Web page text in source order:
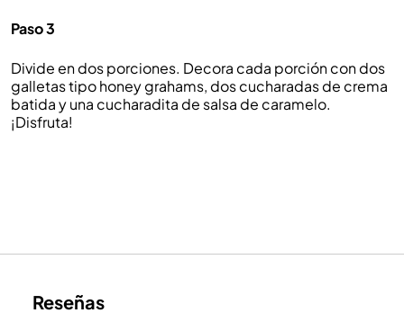
Paso 3
Divide en dos porciones. Decora cada porción con dos
galletas tipo honey grahams, dos cucharadas de crema
batida y una cucharadita de salsa de caramelo.
¡Disfruta!